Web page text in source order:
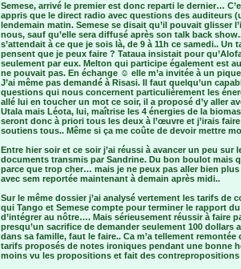
Semese, arrivé le premier est donc reparti le dernier…
appris que le direct radio avec questions des auditeurs
lendemain matin. Semese se disait qu’il pouvait glisser
nous, sauf qu’elle sera diffusé après son talk back
s’attendait à ce que je sois là, de 9 à 11h ce samedi.. Un
pensent que je peux faire ? Tataua insistait pour
seulement par eux. Melton qui participe également est
ne pouvait pas. En échange ☺ elle m’a invitée à un
J’ai même pas demandé à Risasi. Il faut quelqu’un
questions qui nous concernent particulièrement les
allé lui en toucher un mot ce soir, il a proposé d’y aller
Utala mais Léota, lui, maîtrise les 4 énergies de la
seront donc à priori tous les deux à l’œuvre et j’irais
soutiens tous.. Même si ça me coûte de devoir mettre
Entre hier soir et ce soir j’ai réussi à avancer un peu sur
documents transmis par Sandrine. Du bon boulot mais
parce que trop cher… mais je ne peux pas aller bien
avec sem reportée maintenant à demain après midi..
Sur le même dossier j’ai analysé vertement les tarifs de
qui Tango et Semese compte pour terminer le rapport
d’intégrer au nôtre…. Mais sérieusement réussir à faire
presqu’un sacrifice de demander seulement 100 dollars
dans sa famille, faut le faire.. Ca m’a tellement
tarifs proposés de notes ironiques pendant une bonne
moins vu les propositions et fait des